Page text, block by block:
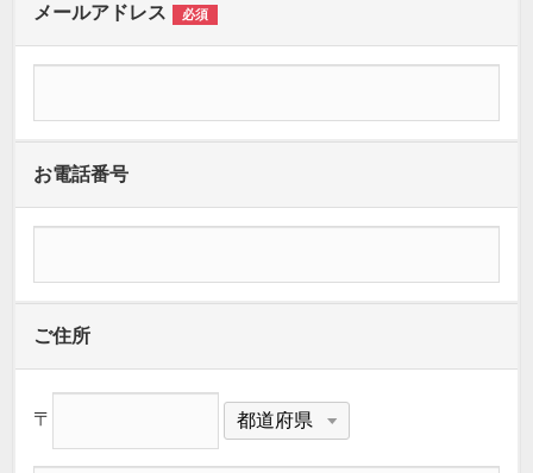
メールアドレス 必須
お電話番号
ご住所
〒